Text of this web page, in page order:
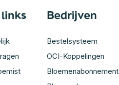
Bedrijven
Bestelsysteem
OCI-Koppelingen
Bloemenabonnement